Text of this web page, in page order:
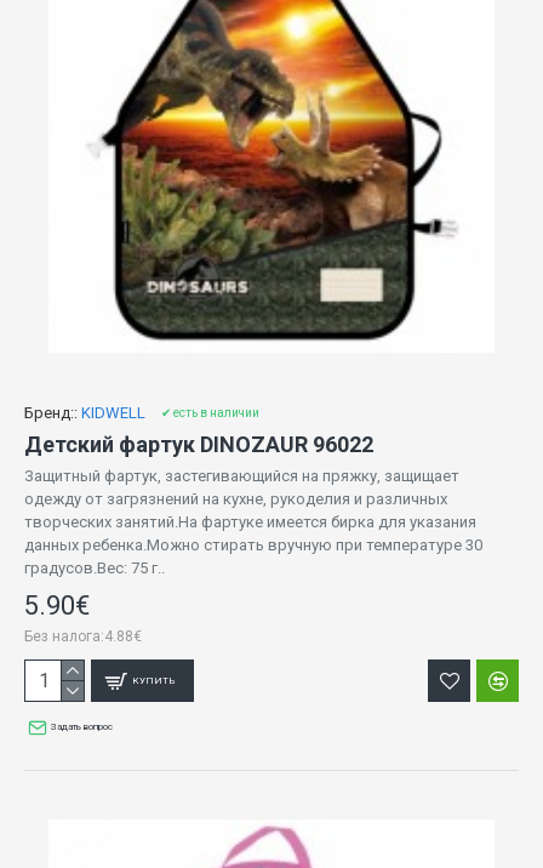
Бренд:: KIDWELL ✔ есть в наличии
Детский фартук DINOZAUR 96022
Защитный фартук, застегивающийся на пряжку, защищает
одежду от загрязнений на кухне, рукоделия и различных
творческих занятий.На фартуке имеется бирка для указания
данных ребенка.Можно стирать вручную при температуре 30
градусов.Вес: 75 г..
5.90€
Без налога:4.88€
КУПИТЬ
Задать вопрос